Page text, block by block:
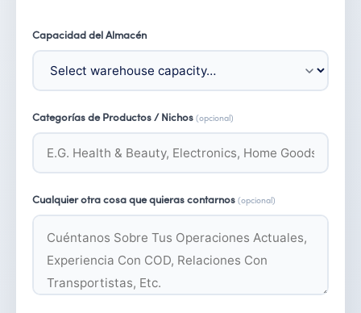
Capacidad del Almacén
Categorías de Productos / Nichos (opcional)
Cualquier otra cosa que quieras contarnos (opcional)